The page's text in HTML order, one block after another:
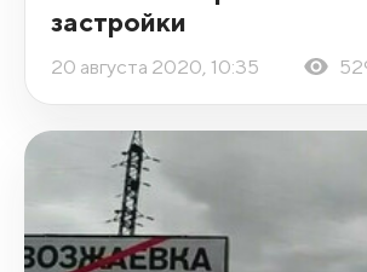
застройки
20 августа 2020, 10:35